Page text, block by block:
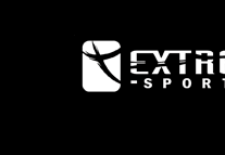
EXTREME-